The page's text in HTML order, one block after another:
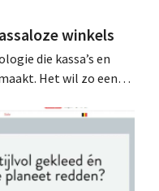
winkels
die kassa’s en
Het wil zo een
automatisch
nieuwe hype in
en buurtwinkels: